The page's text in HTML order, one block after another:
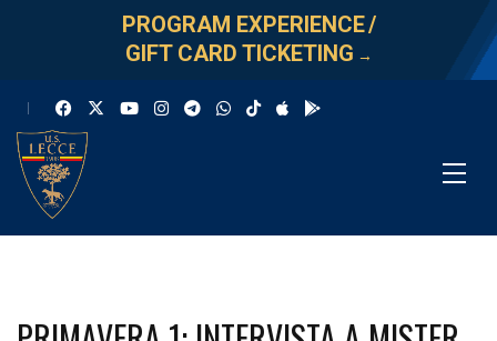
PROGRAM EXPERIENCE/
GIFT CARD TICKETING →